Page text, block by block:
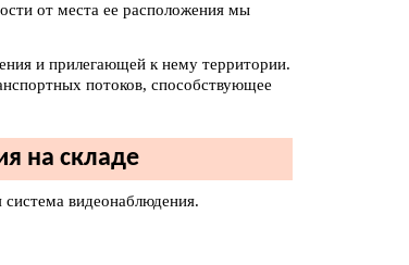
от места ее расположения мы
и прилегающей к нему территории.
потоков, способствующее
на складе
система видеонаблюдения.